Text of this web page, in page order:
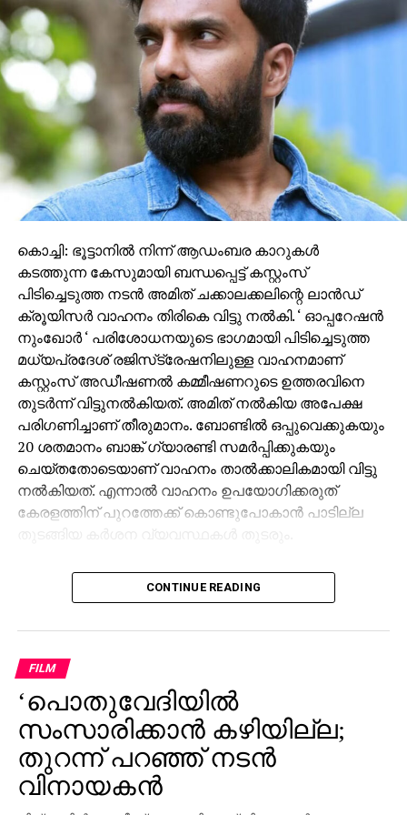
2013ൽ പുറത്തിറങ്ങിയ ആദ്യഭാഗം ബോക്‌സ്
ഓഫീസിൽ വൻ വിജയം നേടി; 2021ൽ രണ്ടാം ഭാഗം
ആമസോൺ പ്രൈം വീഡിയോയിലൂടെ OTT
റിലീസായിരുന്നു. കുടുംബത്തെ സംരക്ഷിക്കാൻ കേബിൾ
ടിവി നെറ്റ്‌വർക്കുടമ ജോര്‍ജുകുട്ടി (മോഹൻലാൽ)
നടത്തുന്ന കഠിന പോരാട്ടമാണ് കഥയുടെ പ്രമേയം.
കൊച്ചി: ഭൂട്ടാനില്‍ നിന്ന് ആഡംബര കാറുകള്‍
കടത്തുന്ന കേസുമായി ബന്ധപ്പെട്ട് കസ്റ്റംസ്
പിടിച്ചെടുത്ത നടന്‍ അമിത് ചക്കാലക്കലിന്റെ ലാന്‍ഡ്
ക്രൂയിസര്‍ വാഹനം തിരികെ വിട്ടു നല്‍കി. ‘ ഓപ്പറേഷന്‍
നുംഖോര്‍ ‘ പരിശോധനയുടെ ഭാഗമായി പിടിച്ചെടുത്ത
മധ്യപ്രദേശ് രജിസ്‌ട്രേഷനിലുള്ള വാഹനമാണ്
കസ്റ്റംസ് അഡീഷണല്‍ കമ്മീഷണറുടെ ഉത്തരവിനെ
തുടര്‍ന്ന് വിട്ടുനല്‍കിയത്. അമിത് നല്‍കിയ അപേക്ഷ
പരിഗണിച്ചാണ് തീരുമാനം. ബോണ്ടില്‍ ഒപ്പുവെക്കുകയും
20 ശതമാനം ബാങ്ക് ഗ്യാരണ്ടി സമര്‍പ്പിക്കുകയും
ചെയ്തതോടെയാണ് വാഹനം താല്‍ക്കാലികമായി വിട്ടു
നല്‍കിയത്. എന്നാല്‍ വാഹനം ഉപയോഗിക്കരുത്
കേരളത്തിന് പുറത്തേക്ക് കൊണ്ടുപോകാന്‍ പാടില്ല
ഭൂട്ടാനില്‍ നിന്ന് നികുതി വെട്ടിച്ച് വാഹനങ്ങള്‍
കേരളത്തിലേക്ക് കടത്തിയതുമായി ബന്ധപ്പെട്ട കസ്റ്റംസ്
ചക്കാലക്കല്‍ ഒന്നിലധികം തവണ കസ്റ്റംസ് മുന്നില്‍
ഹാജരായി രേഖകള്‍ സമര്‍പ്പിച്ചിരുന്നു. ഗാരേജില്‍
നിന്നുള്ള വാഹനങ്ങള്‍
അറ്റകുറ്റപ്പണിക്കെത്തിച്ചതാണെന്ന് അമിത് വ്യക്തമാക്കി.
വാഹനങ്ങളുടെ യഥാര്‍ത്ഥ ഉടമകളും നേരത്തെ കസ്റ്റംസ്
ഉദ്യോഗസ്ഥരോട് ഹാജരായിരുന്നു. ഭൂട്ടാന്‍, നേപ്പാള്‍
റൂട്ടുകളിലൂടെ ലാന്‍ഡ് ക്രൂയിസര്‍, ഡിഫന്‍ഡര്‍
CONTINUE READING
FILM
‘പൊതുവേദിയില്‍
സംസാരിക്കാന്‍ കഴിയില്ല;
തുറന്ന് പറഞ്ഞ് നടന്‍
വിനായകന്‍